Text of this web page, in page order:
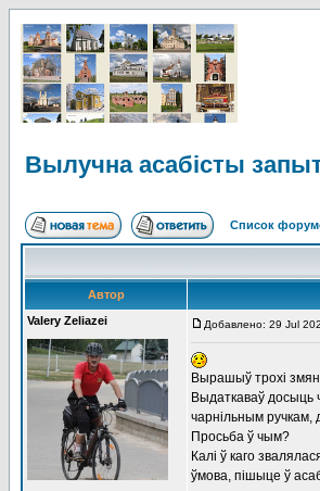
Вылучна асабісты
Список
Автор
Valery Zeliazei
Добавлено: 29 Jul
Вырашыў трохі
Выдаткаваў досыць
чарнільным ручкам,
Просьба ў чым?
Калі ў каго
ўмова, пішыце ў